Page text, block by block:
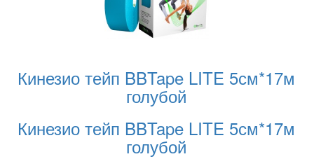
Кинезио тейп BBTape LITE 5см*17м
голубой
Кинезио тейп BBTape LITE 5см*17м
голубой